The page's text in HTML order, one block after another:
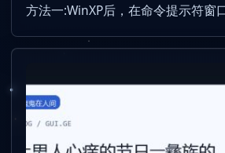
方法一:WinXP后，在命令提示符窗